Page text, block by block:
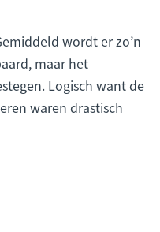
wordt er zo’n
maar het
Logisch want de
waren drastisch